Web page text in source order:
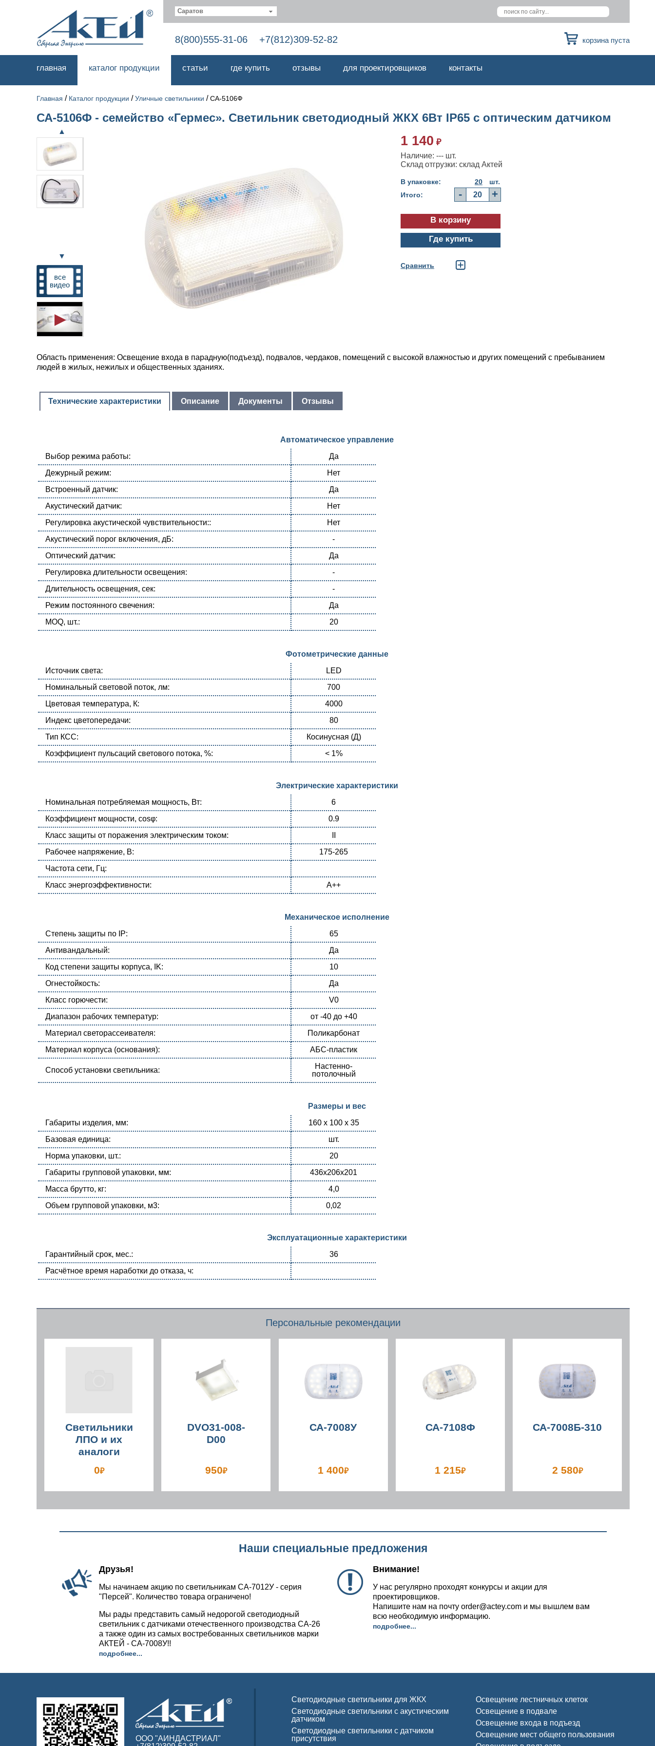
Саратов
8(800)555-31-06 +7(812)309-52-82 корзина пуста
главная каталог продукции статьи где купить отзывы для проектировщиков контакты
Главная / Каталог продукции /Уличные светильники /СА-5106Ф
СА-5106Ф - семейство «Гермес». Светильник светодиодный ЖКХ 6Вт IP65 с оптическим датчиком
▲
▼
все
видео
1 140 ₽
Наличие: --- шт.
Cклад отгрузки: склад Актей
В упаковке: 20
шт.
Итого:
- +
Где купить
Cравнить
Область применения: Освещение входа в парадную(подъезд), подвалов, чердаков, помещений с высокой влажностью и других помещений с пребыванием
людей в жилых, нежилых и общественных зданиях.
Технические характеристики Описание Документы Отзывы
Автоматическое управление
Выбор режима работы:
Да
Дежурный режим:
Нет
Встроенный датчик:
Да
Акустический датчик:
Нет
Регулировка акустической чувствительности::
Нет
Акустический порог включения, дБ:
-
Оптический датчик:
Да
Регулировка длительности освещения:
-
Длительность освещения, сек:
-
Режим постоянного свечения:
Да
MOQ, шт.:
20
Фотометрические данные
Источник света:
LED
Номинальный световой поток, лм:
700
Цветовая температура, К:
4000
Индекс цветопередачи:
80
Тип КСС:
Косинусная (Д)
Коэффициент пульсаций светового потока, %:
< 1%
Электрические характеристики
Номинальная потребляемая мощность, Вт:
6
Коэффициент мощности, cosφ:
0.9
Класс защиты от поражения электрическим током:
Рабочее напряжение, В:
175-265
Частота сети, Гц:
Класс энергоэффективности:
А++
Механическое исполнение
Степень защиты по IP:
65
Антивандальный:
Да
Код степени защиты корпуса, IK:
10
Огнестойкость:
Да
Класс горючести:
V0
Диапазон рабочих температур:
от -40 до +40
Материал светорассеивателя:
Поликарбонат
Материал корпуса (основания):
АБС-пластик
Способ установки светильника:
Настенно-
потолочный
Размеры и вес
Габариты изделия, мм:
160 х 100 х 35
Базовая единица:
шт.
Норма упаковки, шт.:
20
Габариты групповой упаковки, мм:
436х206х201
Масса брутто, кг:
4,0
Объем групповой упаковки, м3:
0,02
Эксплуатационные характеристики
Гарантийный срок, мес.:
36
Расчётное время наработки до отказа, ч:
Персональные рекомендации
Светильники
ЛПО и их
аналоги
0₽
DVO31-008-
D00
950₽
СА-7008У
1 400₽
СА-7108Ф
1 215₽
СА-7008Б-310
2 580₽
Наши специальные предложения
Друзья!
Мы начинаем акцию по светильникам СА-7012У - серия
"Персей". Количество товара ограничено!
Мы рады представить самый недорогой светодиодный
светильник с датчиками отечественного производства СА-26
а также один из самых востребованных светильников марки
АКТЕЙ - СА-7008У!!
подробнее...
Внимание!
У нас регулярно проходят конкурсы и акции для
проектировщиков.
Напишите нам на почту order@actey.com и мы вышлем вам
всю необходимую информацию.
подробнее...
ООО "АИНДАСТРИАЛ"
Светодиодные светильники для ЖКХ
Светодиодные светильники с акустическим
датчиком
Светодиодные светильники с датчиком
присутствия
Освещение лестничных клеток
Освещение в подвале
Освещение входа в подъезд
Освещение мест общего пользования